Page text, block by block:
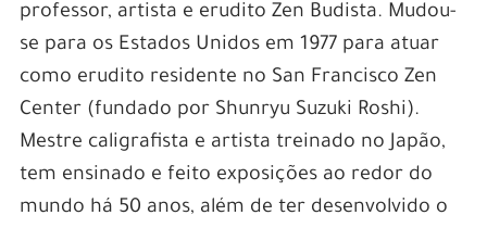
professor, artista e erudito Zen Budista. Mudou-
se para os Estados Unidos em 1977 para atuar
como erudito residente no San Francisco Zen
Center (fundado por Shunryu Suzuki Roshi).
Mestre caligrafista e artista treinado no Japão,
tem ensinado e feito exposições ao redor do
mundo há 50 anos, além de ter desenvolvido o